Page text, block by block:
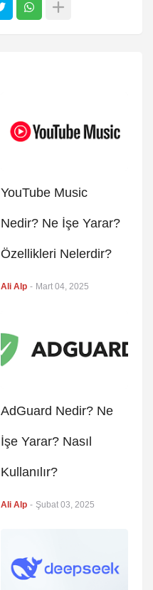
YouTube Music
Nedir? Ne İşe Yarar?
Özellikleri Nelerdir?
Ali Alp - Mart 04, 2025
AdGuard Nedir? Ne
İşe Yarar? Nasıl
Kullanılır?
Ali Alp - Şubat 03, 2025